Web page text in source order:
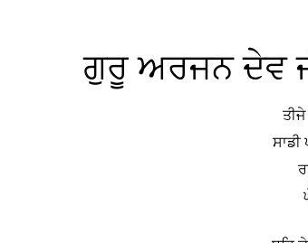
ਗੁਰੂ ਅਰਜਨ ਦੇਵ